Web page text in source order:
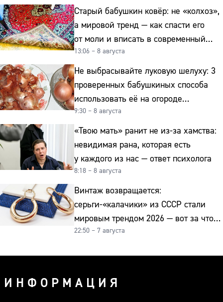
Старый бабушкин ковёр: не «колхоз»,
а мировой тренд — как спасти его
от моли и вписать в современный
интерьер
13:06 – 8 августа
Не выбрасывайте луковую шелуху: 3
проверенных бабушкиных способа
использовать её на огороде
и для здоровья этой зимой
9:30 – 8 августа
«Твою мать» ранит не из-за хамства:
невидимая рана, которая есть
у каждого из нас — ответ психолога
8:18 – 8 августа
Винтаж возвращается:
серьги-«калачики» из СССР стали
мировым трендом 2026 — вот за что
их ценят ювелиры
22:50 – 7 августа
ИНФОРМАЦИЯ